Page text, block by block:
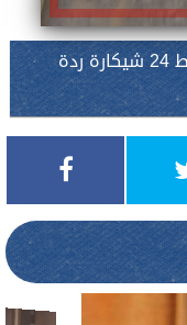
يؤكد أستمرار الحملات لاسواق وضبط 24 شيكارة ردة